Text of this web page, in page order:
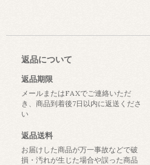
返品について
返品期限
メールまたはFAXでご連絡いただ
き、商品到着後7日以内に返送くださ
い
返品送料
お届けした商品が万一事故などで破
損・汚れが生じた場合や誤った商品